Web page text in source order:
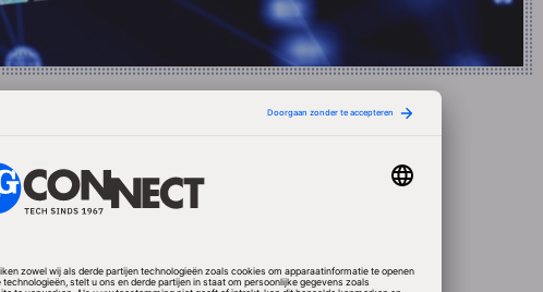
ieder geval gesteun door Nicolas
van de vredesprijs in 2003.
door een enkeling, sommige door
dat de directeur van het Nobel Institute,